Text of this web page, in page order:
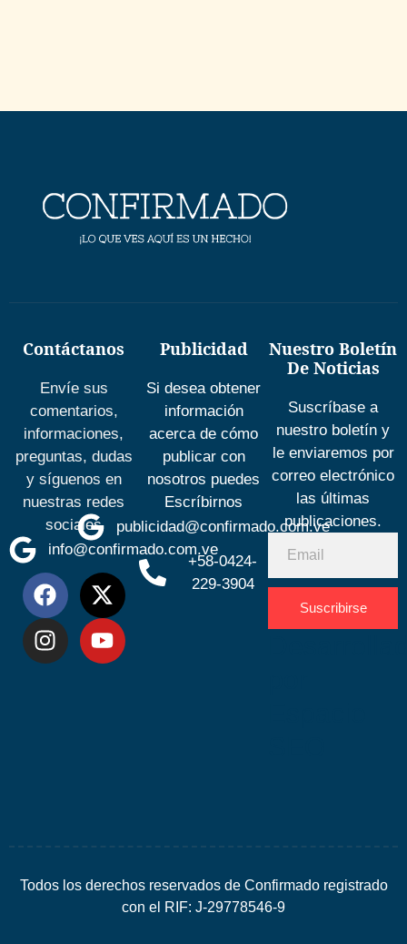
Contáctanos
Envíe sus
comentarios,
informaciones,
preguntas, dudas
y síguenos en
nuestras redes
sociales
info@confirmado.com.ve
Publicidad
Si desea obtener
información
acerca de cómo
publicar con
nosotros puedes
Escríbirnos
publicidad@confirmado.com.ve
+58-0424-
229-3904
Nuestro Boletín
De Noticias
Suscríbase a
nuestro boletín y
le enviaremos por
correo electrónico
las últimas
publicaciones.
Suscribirse
Todos los derechos reservados de Confirmado registrado
con el RIF: J-29778546-9